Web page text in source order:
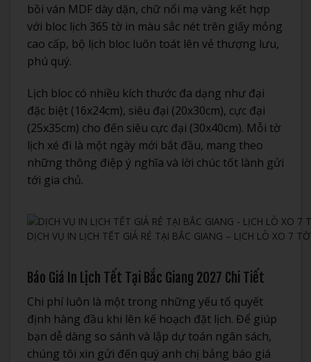
bồi ván MDF dày dặn, chữ nổi mạ vàng kết hợp
với bloc lịch 365 tờ in màu sắc nét trên giấy mỏng
cao cấp, bộ lịch bloc luôn toát lên vẻ thượng lưu,
phú quý.
Lịch bloc có nhiều kích thước đa dạng như đại
đặc biệt (16x24cm), siêu đại (20x30cm), cực đại
(25x35cm) cho đến siêu cực đại (30x40cm). Mỗi tờ
lịch xé đi là một ngày mới bắt đầu, mang theo
những thông điệp ý nghĩa và lời chúc tốt lành gửi
tới gia chủ.
DỊCH VỤ IN LỊCH TẾT GIÁ RẺ TẠI BẮC GIANG – LỊCH LÒ XO 7 TỜ
Báo Giá In Lịch Tết Tại Bắc Giang 2027 Chi Tiết
Chi phí luôn là một trong những yếu tố quyết
định hàng đầu khi lên kế hoạch đặt lịch. Để giúp
bạn dễ dàng so sánh và lập dự toán ngân sách,
chúng tôi xin gửi đến quý anh chị bảng báo giá